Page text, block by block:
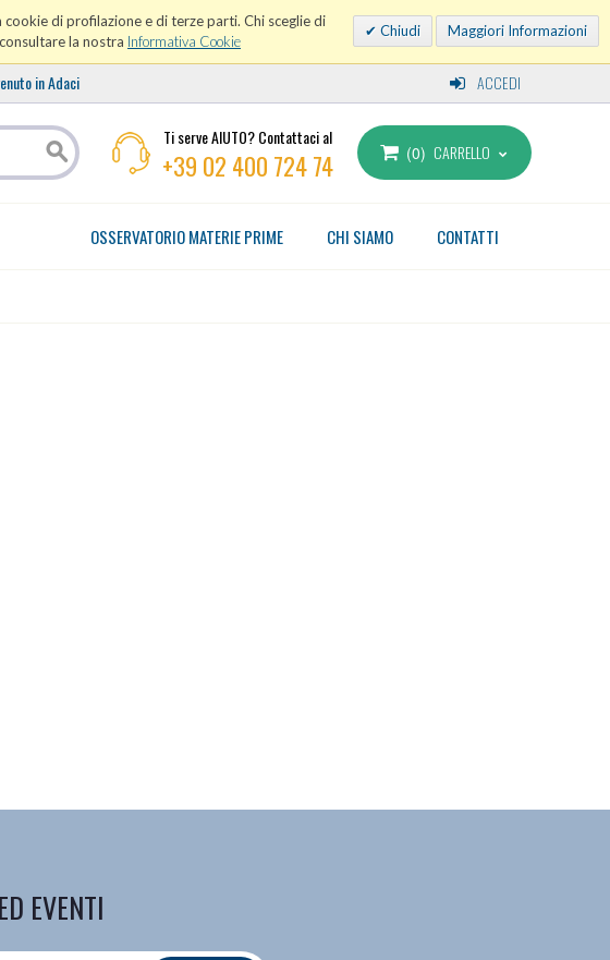
di profilazione e di terze parti. Chi sceglie di
la nostra Informativa Cookie
Chiudi Maggiori Informazioni
in Adaci ACCEDI
Ti serve AIUTO? Contattaci al
+39 02 400 724 74 0 CARRELLO
CONTATTI
CHI SIAMO
OSSERVATORIO MATERIE PRIME
EVENTI